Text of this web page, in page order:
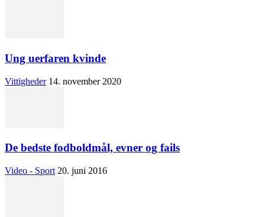
Ung uerfaren kvinde
Vittigheder 14. november 2020
De bedste fodboldmål, evner og fails
Video - Sport 20. juni 2016